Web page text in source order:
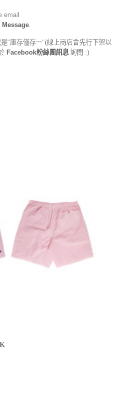
email
Message
"庫存僅存一"(線上商店會先行下架以
Facebook粉絲團訊息 詢問 :)